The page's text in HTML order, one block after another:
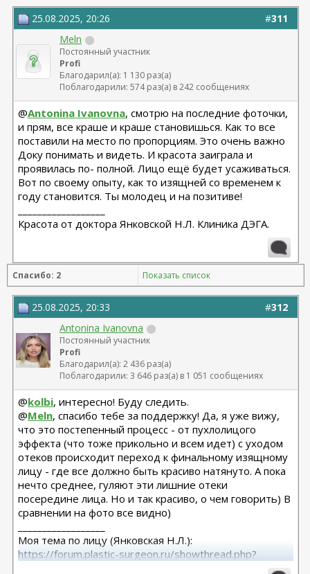
#311
25.08.2025, 20:26
Meln
Постоянный участник
Profi
Благодарил(а): 1 130 раз(а)
Поблагодарили: 574 раз(а) в 242 сообщениях
@Antonina Ivanovna, смотрю на последние фоточки,
и прям, все краше и краше становишься. Как то все
поставили на место по пропорциям. Это очень важно
Доку понимать и видеть. И красота заиграла и
проявилась по- полной. Лицо ещё будет усаживаться.
Вот по своему опыту, как то изящней со временем к
году становится. Ты молодец и на позитиве!
Красота от доктора Янковской Н.Л. Клиника ДЭГА.
Спасибо: 2 Показать список
#312
25.08.2025, 20:33
Antonina Ivanovna
Постоянный участник
Profi
Благодарил(а): 2 436 раз(а)
Поблагодарили: 3 646 раз(а) в 1 051 сообщениях
@kolbi, интересно! Буду следить.
@Meln, спасибо тебе за поддержку! Да, я уже вижу,
что это постепенный процесс - от пухлолицого
эффекта (что тоже прикольно и всем идет) с уходом
отеков происходит переход к финальному изящному
лицу - где все должно быть красиво натянуто. А пока
нечто среднее, гуляют эти лишние отеки
посередине лица. Но и так красиво, о чем говорить) В
сравнении на фото все видно)
Моя тема по лицу (Янковская Н.Л.):
https://forum.plastic-surgeon.ru/showthread.php?